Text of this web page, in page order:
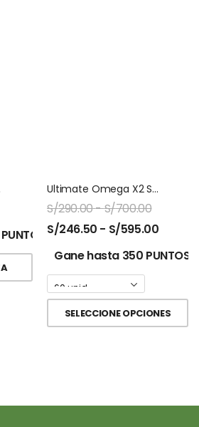
Ultimate Omega X2 Softgel Nordic Naturals
S/290.00-S/700.00
S/246.50 - S/595.00
Gane hasta 350 PUNTOS.
SELECCIONE OPCIONES